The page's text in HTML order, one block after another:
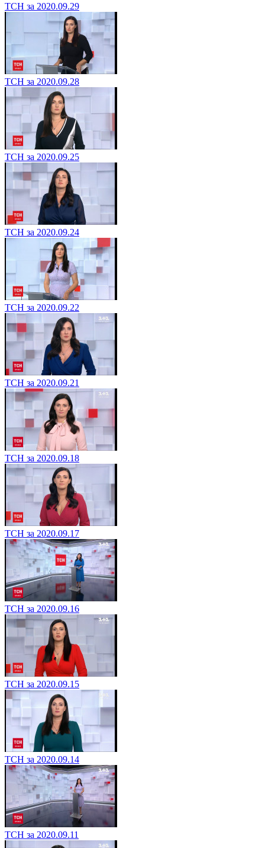
ТСН за 2020.09.29
ТСН за 2020.09.28
ТСН за 2020.09.25
ТСН за 2020.09.24
ТСН за 2020.09.22
ТСН за 2020.09.21
ТСН за 2020.09.18
ТСН за 2020.09.17
ТСН за 2020.09.16
ТСН за 2020.09.15
ТСН за 2020.09.14
ТСН за 2020.09.11